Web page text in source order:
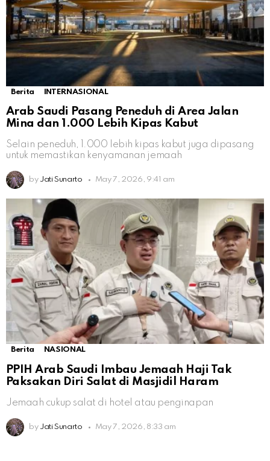
Berita INTERNASIONAL
Arab Saudi Pasang Peneduh di Area Jalan
Mina dan 1.000 Lebih Kipas Kabut
Selain peneduh, 1.000 lebih kipas kabut juga dipasang
untuk memastikan kenyamanan jemaah
by Jati Sunarto May 7, 2026, 9:41 am
Berita NASIONAL
PPIH Arab Saudi Imbau Jemaah Haji Tak
Paksakan Diri Salat di Masjidil Haram
Jemaah cukup salat di hotel atau penginapan
by Jati Sunarto May 7, 2026, 8:33 am